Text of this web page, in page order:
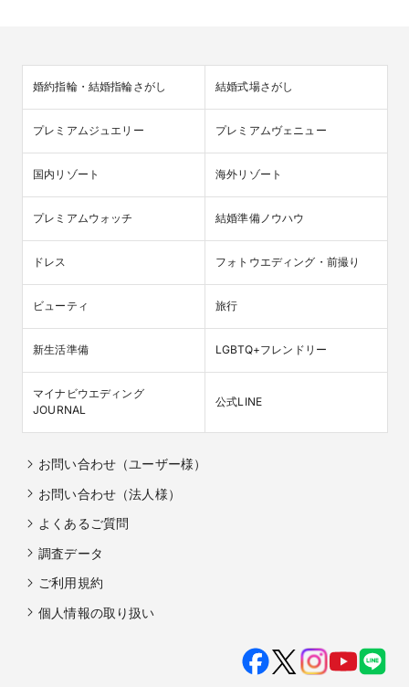
婚約指輪・結婚指輪さがし 結婚式場さがし
プレミアムジュエリー プレミアムヴェニュー
国内リゾート 海外リゾート
プレミアムウォッチ 結婚準備ノウハウ
ドレス フォトウエディング・前撮り
ビューティ 旅行
新生活準備 LGBTQ+フレンドリー
マイナビウエディング
JOURNAL
公式LINE
お問い合わせ（ユーザー様）
お問い合わせ（法人様）
よくあるご質問
調査データ
ご利用規約
個人情報の取り扱い